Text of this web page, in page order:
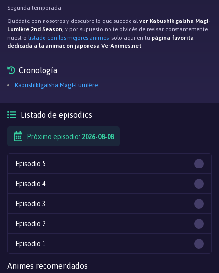
Segunda temporada
Quédate con nosotros y descubre lo que sucede alver Kabushikigaisha Magi-
Lumière 2nd Season, y por supuesto no te olvidés de revisar constantemente
nuestro listado con los mejores animes, solo aqui en tu página favorita
dedicada a la animación japonesa VerAnimes.net.
Cronología
Kabushikigaisha Magi-Lumière
Listado de episodios
Próximo episodio: 2026-08-08
Episodio 5
Episodio 4
Episodio 3
Episodio 2
Episodio 1
Animes recomendados